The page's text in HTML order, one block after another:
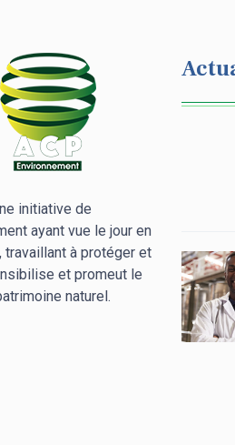
initiative de
ayant vue le jour en
à protéger et
et promeut le
naturel.